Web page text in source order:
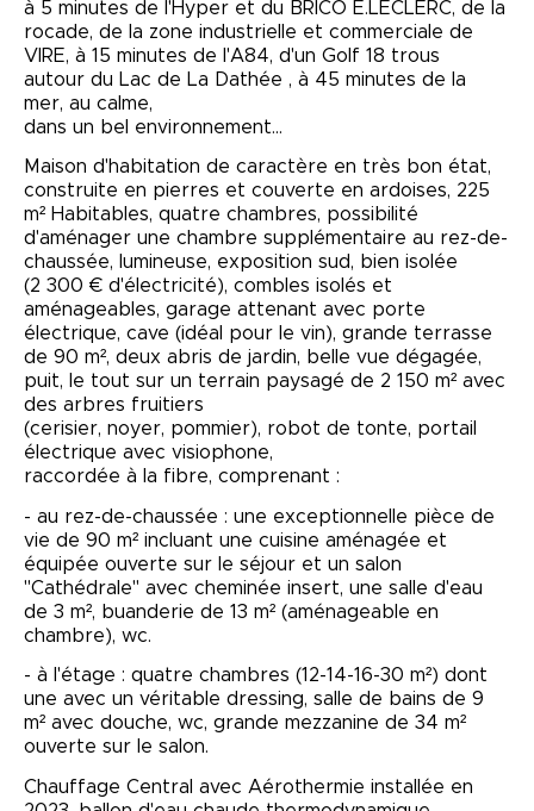
à 5 minutes de l'Hyper et du BRICO E.LECLERC, de la
rocade, de la zone industrielle et commerciale de
VIRE, à 15 minutes de l'A84, d'un Golf 18 trous
autour du Lac de La Dathée , à 45 minutes de la
mer, au calme,
dans un bel environnement...
Maison d'habitation de caractère en très bon état,
construite en pierres et couverte en ardoises, 225
m² Habitables, quatre chambres, possibilité
d'aménager une chambre supplémentaire au rez-de-
chaussée, lumineuse, exposition sud, bien isolée
(2 300 € d'électricité), combles isolés et
aménageables, garage attenant avec porte
électrique, cave (idéal pour le vin), grande terrasse
de 90 m², deux abris de jardin, belle vue dégagée,
puit, le tout sur un terrain paysagé de 2 150 m² avec
des arbres fruitiers
(cerisier, noyer, pommier), robot de tonte, portail
électrique avec visiophone,
raccordée à la fibre, comprenant :
- au rez-de-chaussée : une exceptionnelle pièce de
vie de 90 m² incluant une cuisine aménagée et
équipée ouverte sur le séjour et un salon
"Cathédrale" avec cheminée insert, une salle d'eau
de 3 m², buanderie de 13 m² (aménageable en
chambre), wc.
- à l'étage : quatre chambres (12-14-16-30 m²) dont
une avec un véritable dressing, salle de bains de 9
m² avec douche, wc, grande mezzanine de 34 m²
ouverte sur le salon.
Chauffage Central avec Aérothermie installée en